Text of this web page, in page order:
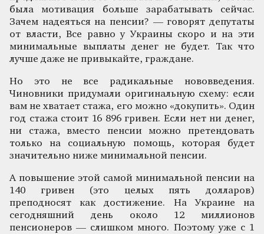
была мотивация больше зарабатывать сейчас.
Зачем надеяться на пенсии? — говорят депутаты
от власти, Все равно у Украины скоро и на эти
минимальные выплаты денег не будет. Так что
лучше даже не привыкайте, граждане.
Но это не все радикальные нововведения.
Чиновники придумали оригинальную схему: если
вам не хватает стажа, его можно «докупить». Один
год стажа стоит 16 896 гривен. Если нет ни денег,
ни стажа, вместо пенсии можно претендовать
только на социальную помощь, которая будет
значительно ниже минимальной пенсии.
А повышение этой самой минимальной пенсии на
140 гривен (это целых пять долларов)
преподносят как достижение. На Украине на
сегодняшний день около 12 миллионов
пенсионеров — слишком много. Поэтому уже с 1